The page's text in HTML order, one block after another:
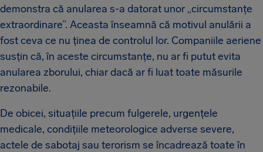
demonstra că anularea s-a datorat unor „circumstanțe
extraordinare”. Aceasta înseamnă că motivul anulării a
fost ceva ce nu ținea de controlul lor. Companiile aeriene
susțin că, în aceste circumstanțe, nu ar fi putut evita
anularea zborului, chiar dacă ar fi luat toate măsurile
rezonabile.
De obicei, situațiile precum fulgerele, urgențele
medicale, condițiile meteorologice adverse severe,
actele de sabotaj sau terorism se încadrează toate în